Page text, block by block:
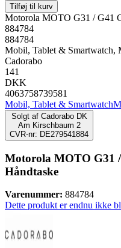
Tilføj til kurv
Motorola MOTO G31 / G41
884784
884784
Mobil, Tablet & Smartwatch,
Cadorabo
141
DKK
4063758739581
Mobil, Tablet & Smartwatch
Solgt af Cadorabo DK
Am Kirschbaum 2
CVR-nr: DE279541884
Motorola MOTO G31
Håndtaske
Varenummer: 884784
Dette produkt er endnu ikke